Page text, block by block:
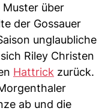
Muster über
der Gossauer
unglaubliche
Riley Christen
Hattrick zurück.
ab und die